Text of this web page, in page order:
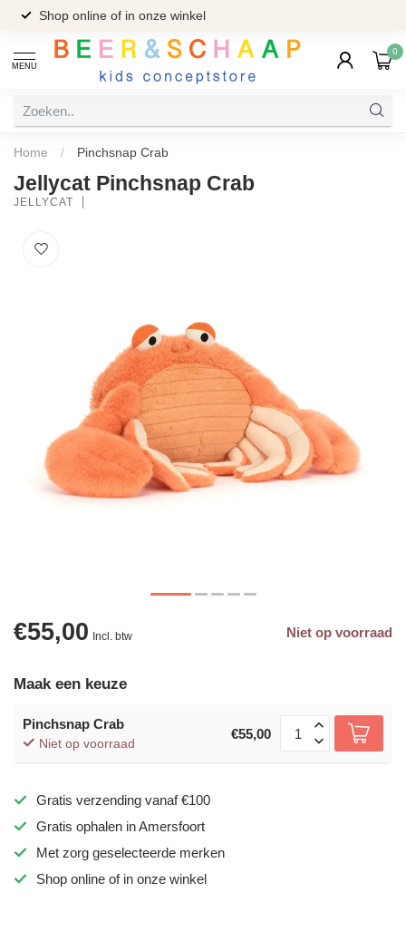
Shop online of in onze winkel
MENU
0
Home / Pinchsnap Crab
Jellycat Pinchsnap Crab
JELLYCAT
€55,00 Incl. btw Niet op voorraad
Maak een keuze
Pinchsnap Crab
Niet op voorraad
€55,00
Gratis verzending vanaf €100
Gratis ophalen in Amersfoort
Met zorg geselecteerde merken
Shop online of in onze winkel